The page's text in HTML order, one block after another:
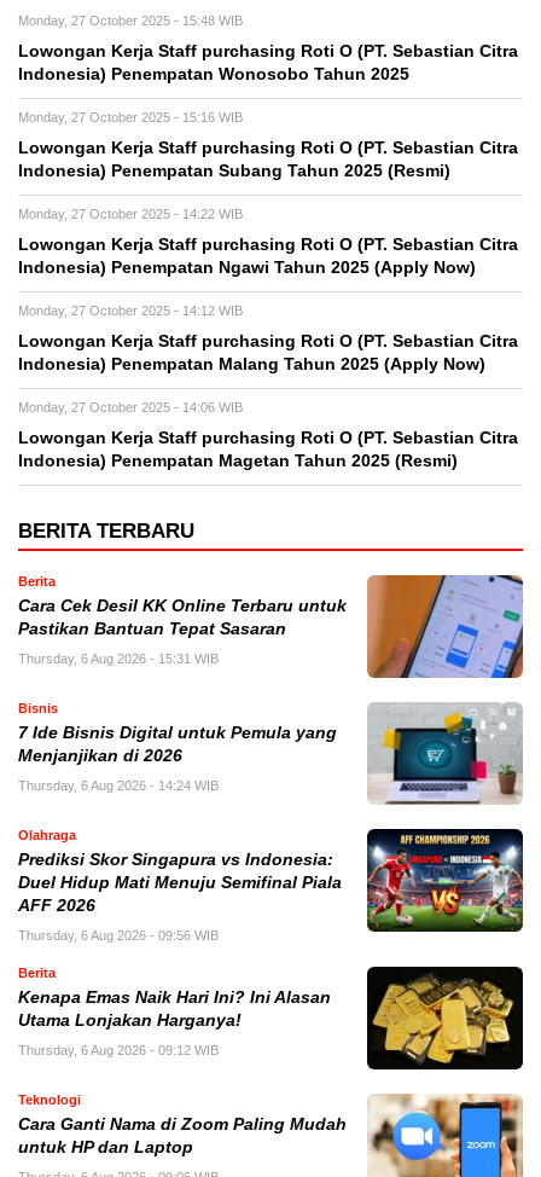
Monday, 27 October 2025 - 15:48 WIB
Lowongan Kerja Staff purchasing Roti O (PT. Sebastian Citra
Indonesia) Penempatan Wonosobo Tahun 2025
Monday, 27 October 2025 - 15:16 WIB
Lowongan Kerja Staff purchasing Roti O (PT. Sebastian Citra
Indonesia) Penempatan Subang Tahun 2025 (Resmi)
Monday, 27 October 2025 - 14:22 WIB
Lowongan Kerja Staff purchasing Roti O (PT. Sebastian Citra
Indonesia) Penempatan Ngawi Tahun 2025 (Apply Now)
Monday, 27 October 2025 - 14:12 WIB
Lowongan Kerja Staff purchasing Roti O (PT. Sebastian Citra
Indonesia) Penempatan Malang Tahun 2025 (Apply Now)
Monday, 27 October 2025 - 14:06 WIB
Lowongan Kerja Staff purchasing Roti O (PT. Sebastian Citra
Indonesia) Penempatan Magetan Tahun 2025 (Resmi)
BERITA TERBARU
Berita
Cara Cek Desil KK Online Terbaru untuk
Pastikan Bantuan Tepat Sasaran
Thursday, 6 Aug 2026 - 15:31 WIB
Bisnis
7 Ide Bisnis Digital untuk Pemula yang
Menjanjikan di 2026
Thursday, 6 Aug 2026 - 14:24 WIB
Olahraga
Prediksi Skor Singapura vs Indonesia:
Duel Hidup Mati Menuju Semifinal Piala
AFF 2026
Thursday, 6 Aug 2026 - 09:56 WIB
Berita
Kenapa Emas Naik Hari Ini? Ini Alasan
Utama Lonjakan Harganya!
Thursday, 6 Aug 2026 - 09:12 WIB
Teknologi
Cara Ganti Nama di Zoom Paling Mudah
untuk HP dan Laptop